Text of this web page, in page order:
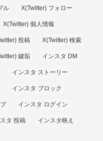
ル X(Twitter) フォロー
X(Twitter) 個人情報
投稿 X(Twitter) 検索
鍵垢 インスタ DM
インスタ ストーリー
インスタ ブロック
インスタ ログイン
タ 投稿 インスタ映え